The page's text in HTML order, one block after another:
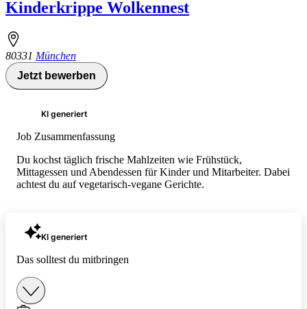
Kinderkrippe Wolkennest
80331 München
Jetzt bewerben
KI generiert
Job Zusammenfassung
Du kochst täglich frische Mahlzeiten wie Frühstück,
Mittagessen und Abendessen für Kinder und Mitarbeiter. Dabei
achtest du auf vegetarisch-vegane Gerichte.
KI generiert
Das solltest du mitbringen